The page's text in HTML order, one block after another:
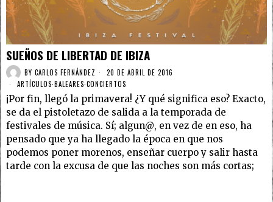
SUEÑOS DE LIBERTAD DE IBIZA
BY CARLOS FERNÁNDEZ
20 DE ABRIL DE 2016
ARTÍCULOS·BALEARES·CONCIERTOS
¡Por fin, llegó la primavera! ¿Y qué significa eso? Exacto,
se da el pistoletazo de salida a la temporada de
festivales de música. Sí; algun@, en vez de en eso, ha
pensado que ya ha llegado la época en que nos
podemos poner morenos, enseñar cuerpo y salir hasta
tarde con la excusa de que las noches son más cortas;